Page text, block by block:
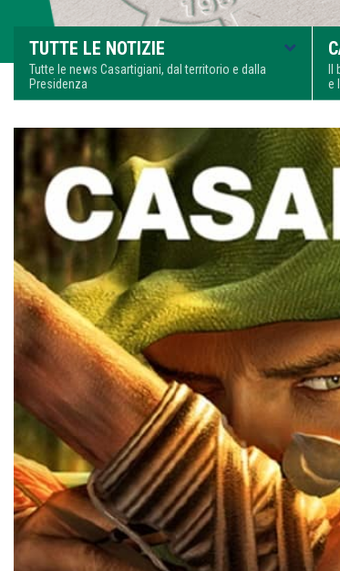
TUTTE LE NOTIZIE
Tutte le news Casartigiani, dal territorio e dalla
Presidenza
e